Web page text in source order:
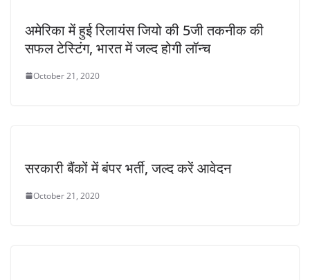
अमेरिका में हुई रिलायंस जियो की 5जी तकनीक की
सफल टेस्टिंग, भारत में जल्द होगी लॉन्च
October 21, 2020
सरकारी बैंकों में बंपर भर्ती, जल्द करें आवेदन
October 21, 2020